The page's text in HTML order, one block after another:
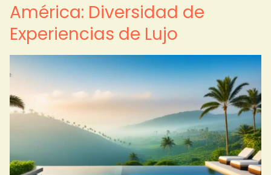
América: Diversidad de
Experiencias de Lujo